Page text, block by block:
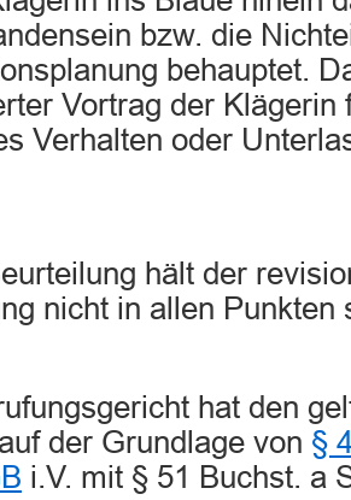
bzw. die
behauptet.
Vortrag der Klägerin
Verhalten oder
hält der
nicht in allen Punkten
hat den
der Grundlage von §
i.V. mit § 51 Buchst. a